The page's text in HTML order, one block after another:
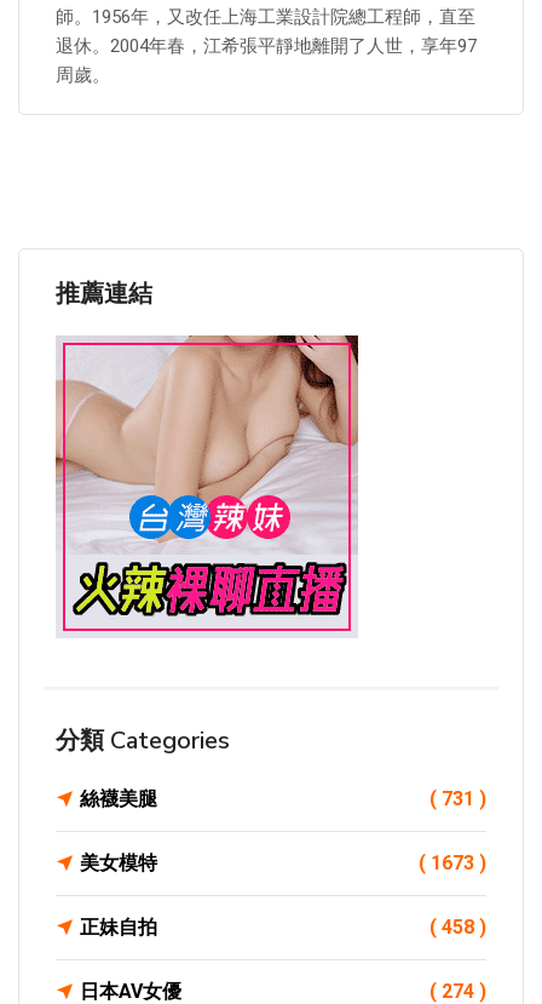
師。1956年，又改任上海工業設計院總工程師，直至
退休。2004年春，江希張平靜地離開了人世，享年97
周歲。
推薦連結
分類 Categories
絲襪美腿 ( 731 )
美女模特 ( 1673 )
正妹自拍 ( 458 )
日本AV女優 ( 274 )